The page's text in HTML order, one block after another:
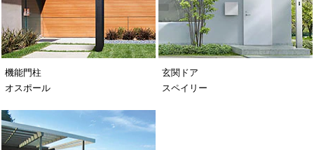
機能門柱
オスポール
玄関ドア
スペイリー